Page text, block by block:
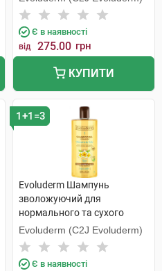
Є в наявності
від 275.00 грн
КУПИТИ
1+1=3
Evoluderm Шампунь
зволожуючий для
нормального та сухого
волосся 400 мл 1 флакон
Evoluderm (C2J Evoluderm)
Є в наявності